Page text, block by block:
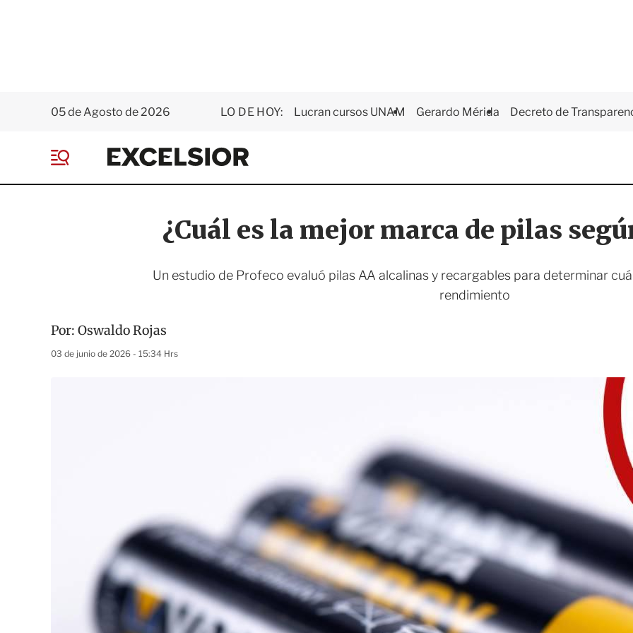
05 de Agosto de 2026 LO DE HOY: Lucran cursos UNAM Gerardo Mérida Decreto de
E
x
e
i
o
e
¿Cuál es la mejor marca de pilas
Un estudio de Profeco evaluó pilas AA alcalinas y recargables para determinar
rendimiento
Por: Oswaldo Rojas
03 de junio de 2026 - 15:34 Hrs